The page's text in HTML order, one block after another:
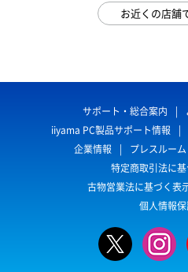
お近くの店舗
サポート・総合案内
iiyama PC製品サポート情報
企業情報
プレスルーム
特定商取引法に
古物営業法に基づく表
個人情報